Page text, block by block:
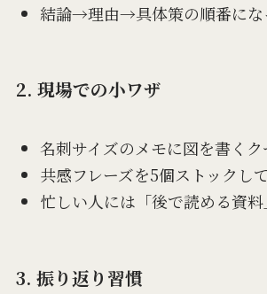
結論→理由→具体策の順番にな
2. 現場での小ワザ
名刺サイズのメモに図を書くク
共感フレーズを5個ストックし
忙しい人には「後で読める資
3. 振り返り習慣